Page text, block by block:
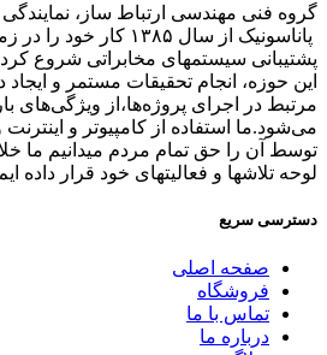
گروه فنی مهندسی ارتباط ساز،
پاناسونیک از سال ۱۳۸۵
پشتیبانی سیستمهای مخابراتی شروع
این حوزه، انجام تحقیقات مستمر و
مرتبط در اجرای پروژه‌ها،از
می‌شود.ما استفاده از کامپیوتر و
توسط آن را حق تمام مردم میدانیم ما
لوحه تلاشها و فعالیتهای خود قرار داده
دسترسی سریع
صفحه اصلی
فروشگاه
تماس با ما
درباره ما